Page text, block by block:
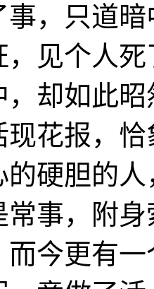
事，只道
，见个人
，却如此
现花报，
的硬胆的
常事，附
而今更有